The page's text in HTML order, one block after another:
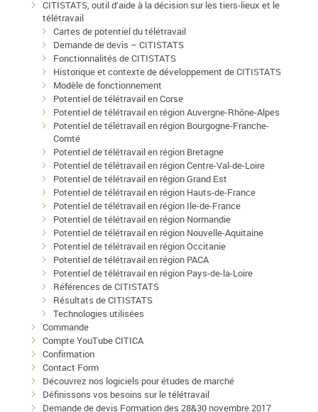
CITISTATS, outil d’aide à la décision sur les tiers-lieux et le
télétravail
Cartes de potentiel du télétravail
Demande de devis – CITISTATS
Fonctionnalités de CITISTATS
Historique et contexte de développement de CITISTATS
Modèle de fonctionnement
Potentiel de télétravail en Corse
Potentiel de télétravail en région Auvergne-Rhône-Alpes
Potentiel de télétravail en région Bourgogne-Franche-
Comté
Potentiel de télétravail en région Bretagne
Potentiel de télétravail en région Centre-Val-de-Loire
Potentiel de télétravail en région Grand Est
Potentiel de télétravail en région Hauts-de-France
Potentiel de télétravail en région Ile-de-France
Potentiel de télétravail en région Normandie
Potentiel de télétravail en région Nouvelle-Aquitaine
Potentiel de télétravail en région Occitanie
Potentiel de télétravail en région PACA
Potentiel de télétravail en région Pays-de-la-Loire
Références de CITISTATS
Résultats de CITISTATS
Technologies utilisées
Commande
Compte YouTube CITICA
Confirmation
Contact Form
Découvrez nos logiciels pour études de marché
Définissons vos besoins sur le télétravail
Demande de devis Formation des 28&30 novembre 2017